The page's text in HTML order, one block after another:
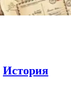
История